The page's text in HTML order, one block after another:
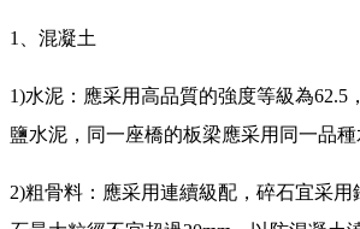
1、混凝土
1)水泥：應采用高品質的強度等級為62.5
鹽水泥，同一座橋的板梁應采用同一品種
2)粗骨料：應采用連續級配，碎石宜采